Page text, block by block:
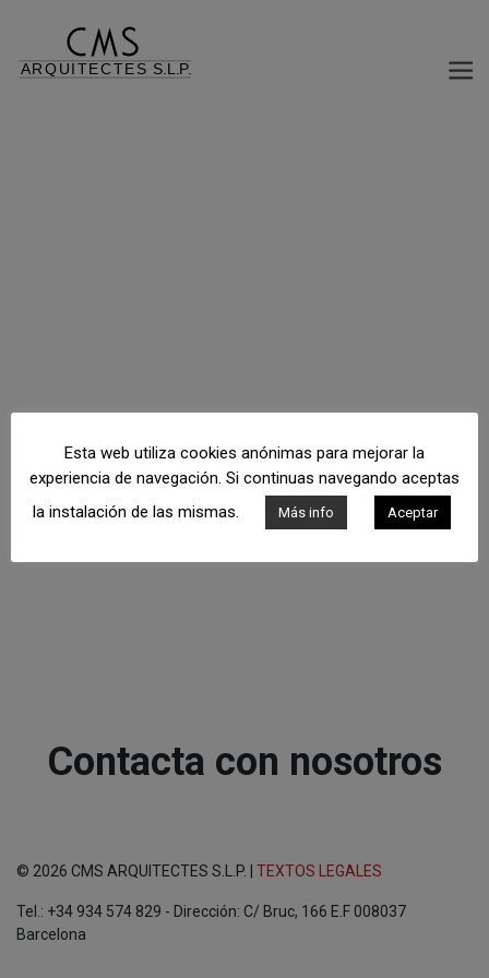
Contacta con nosotros
© 2026 CMS ARQUITECTES S.L.P. | TEXTOS LEGALES
Tel.: +34 934 574 829 - Dirección: C/ Bruc, 166 E.F 008037
Barcelona
Esta web utiliza cookies anónimas para mejorar la
experiencia de navegación. Si continuas navegando aceptas
la instalación de las mismas.
Más info Aceptar